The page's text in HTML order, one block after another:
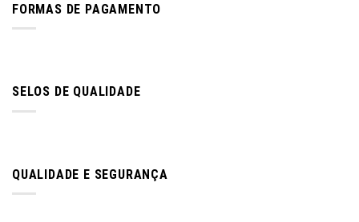
FORMAS DE PAGAMENTO
SELOS DE QUALIDADE
QUALIDADE E SEGURANÇA